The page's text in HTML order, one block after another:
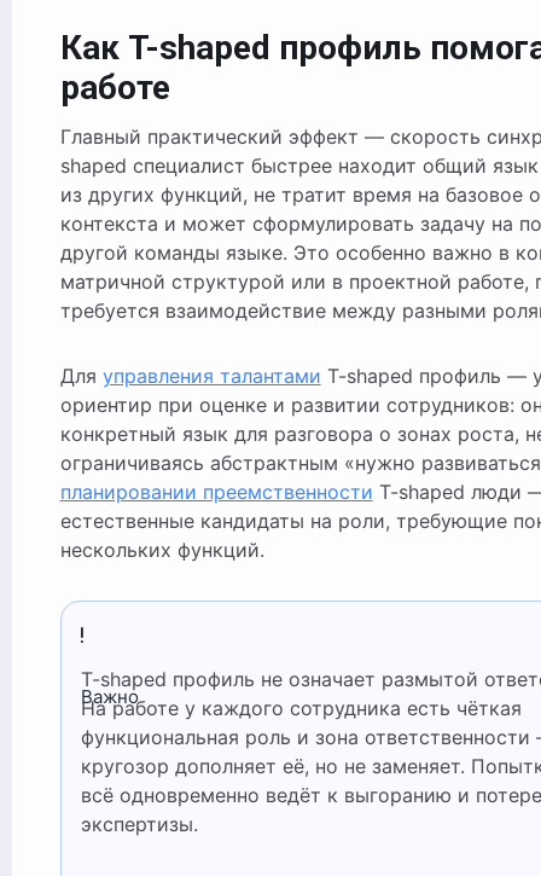
Как T-shaped профиль
работе
Главный практический эффект — скорость
shaped специалист быстрее находит общий
из других функций, не тратит время на базовое
контекста и может сформулировать задачу на
другой команды языке. Это особенно важно в
матричной структурой или в проектной работе,
требуется взаимодействие между разными
Для управления талантами T-shaped профиль —
ориентир при оценке и развитии сотрудников:
конкретный язык для разговора о зонах роста,
ограничиваясь абстрактным «нужно
планировании преемственности T-shaped люди
естественные кандидаты на роли, требующие
нескольких функций.
Важно
T-shaped профиль не означает размытой ответственности.
На работе у каждого сотрудника есть чёткая
функциональная роль и зона
кругозор дополняет её, но не заменяет.
всё одновременно ведёт к выгоранию и потере
экспертизы.